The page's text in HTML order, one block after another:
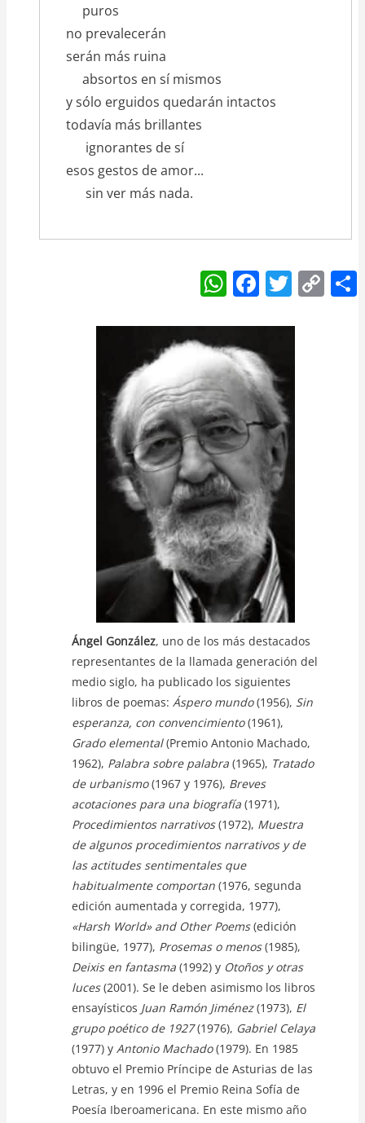
puros
no prevalecerán
serán más ruina
absortos en sí mismos
y sólo erguidos quedarán intactos
todavía más brillantes
ignorantes de sí
esos gestos de amor...
sin ver más nada.
W
h
at
s
A
p
p
F
a
c
e
b
o
o
k
T
w
itt
C
o
Ángel González, uno de los más destacados
representantes de la llamada generación del
medio siglo, ha publicado los siguientes
libros de poemas: Áspero mundo(1956), Sin
esperanza, con convencimiento(1961),
Grado elemental(Premio Antonio Machado,
1962), Palabra sobre palabra (1965), Tratado
de urbanismo(1967 y 1976), Breves
acotaciones para una biografía (1971),
Procedimientos narrativos(1972), Muestra
de algunos procedimientos narrativos y de
las actitudes sentimentales que
habitualmente comportan (1976, segunda
edición aumentada y corregida, 1977),
«Harsh World» and Other Poems(edición
bilingüe, 1977), Prosemas o menos(1985),
Deixis en fantasma (1992) y Otoños y otras
luces(2001). Se le deben asimismo los libros
ensayísticos Juan Ramón Jiménez(1973), El
grupo poético de 1927(1976), Gabriel Celaya
(1977) y Antonio Machado(1979). En 1985
obtuvo el Premio Príncipe de Asturias de las
Letras, y en 1996 el Premio Reina Sofía de
Poesía Iberoamericana. En este mismo año